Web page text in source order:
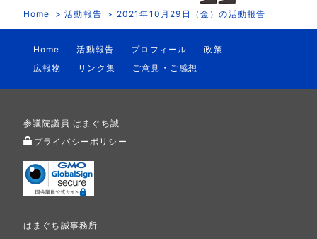
Home 活動報告 2021年10月29日（金）の活動報告
Home 活動報告 プロフィール
政策
広報物
リンク集 ご意見・ご感想
参議院議員 はまぐち誠
プライバシーポリシー
はまぐち誠事務所